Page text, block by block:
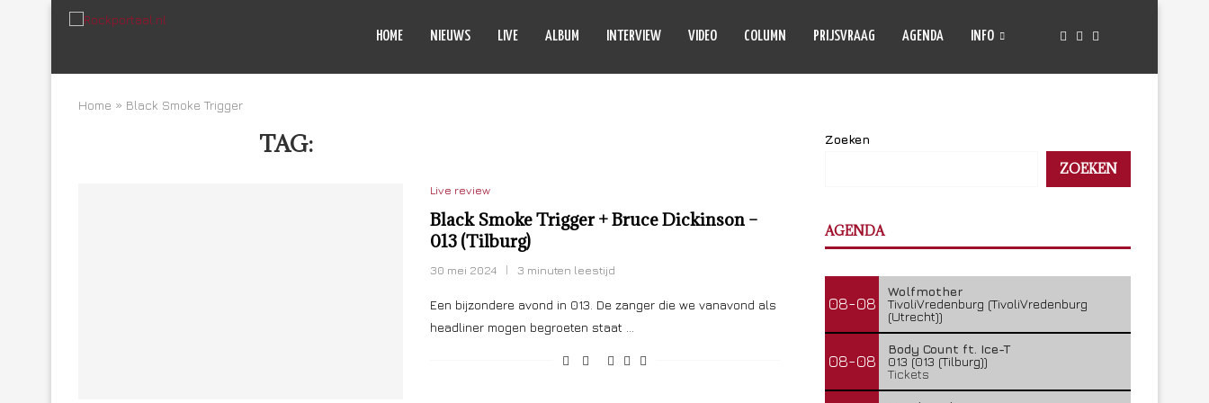
HOME NIEUWS LIVE ALBUM INTERVIEW VIDEO COLUMN PRIJSVRAAG AGENDA INFO
Home » Black Smoke Trigger
TAG:
Live review
Black Smoke Trigger + Bruce Dickinson –
013 (Tilburg)
30 mei 2024 3 minuten leestijd
Een bijzondere avond in 013. De zanger die we vanavond als
headliner mogen begroeten staat …
Zoeken
ZOEKEN
AGENDA
08-08
Wolfmother
TivoliVredenburg (TivoliVredenburg
(Utrecht))
08-08
Body Count ft. Ice-T
013 (013 (Tilburg))
Tickets